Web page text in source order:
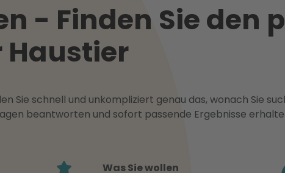
- Finden Sie den
Haustier
Sie schnell und unkompliziert genau das, wonach Sie
beantworten und sofort passende Ergebnisse
Was Sie wollen